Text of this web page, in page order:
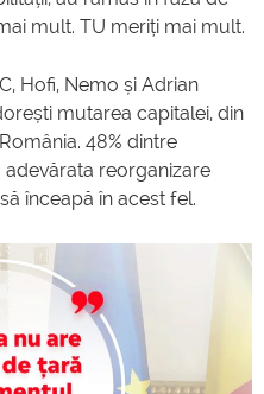
mult. TU meriți mai mult.
Hofi, Nemo și Adrian
mutarea capitalei, din
48% dintre
reorganizare
să înceapă în acest fel.